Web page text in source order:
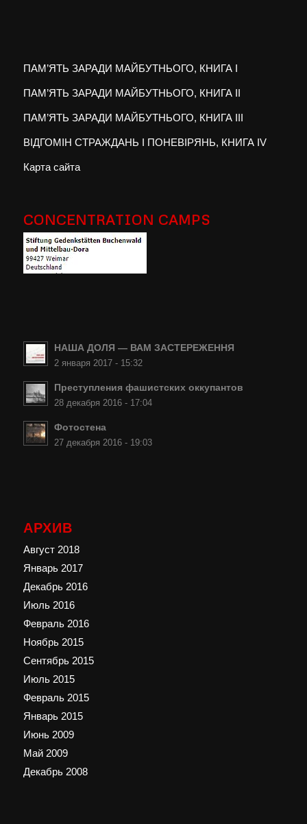
ПАМ’ЯТЬ ЗАРАДИ МАЙБУТНЬОГО, КНИГА I
ПАМ’ЯТЬ ЗАРАДИ МАЙБУТНЬОГО, КНИГА II
ПАМ’ЯТЬ ЗАРАДИ МАЙБУТНЬОГО, КНИГА III
ВІДГОМІН СТРАЖДАНЬ І ПОНЕВІРЯНЬ, КНИГА IV
Карта сайта
CONCENTRATION CAMPS
НАША ДОЛЯ — ВАМ ЗАСТЕРЕЖЕННЯ
2 января 2017 - 15:32
Преступления фашистских оккупантов
28 декабря 2016 - 17:04
Фотостена
27 декабря 2016 - 19:03
АРХИВ
Август 2018
Январь 2017
Декабрь 2016
Июль 2016
Февраль 2016
Ноябрь 2015
Сентябрь 2015
Июль 2015
Февраль 2015
Январь 2015
Июнь 2009
Май 2009
Декабрь 2008